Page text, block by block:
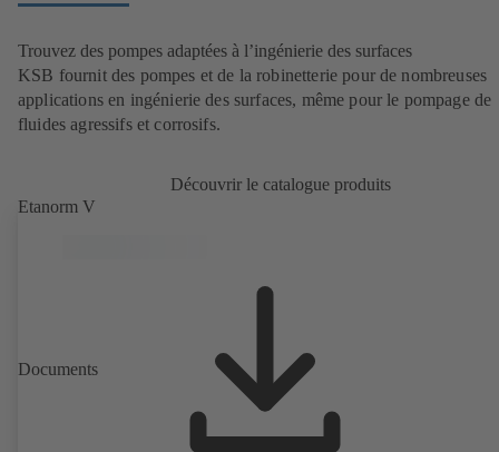
Trouvez des pompes adaptées à l’ingénierie des surfaces
KSB fournit des pompes et de la robinetterie pour de nombreuses
applications en ingénierie des surfaces, même pour le pompage de
fluides agressifs et corrosifs.
Découvrir le catalogue produits
Etanorm V
Documents